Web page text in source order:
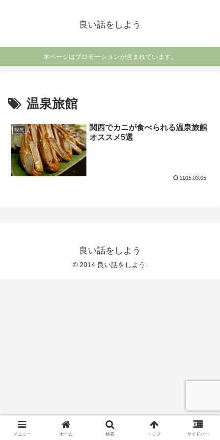
良い話をしよう
本ページはプロモーションが含まれています。
温泉旅館
観光
関西でカニが食べられる温泉旅館
オススメ5選
2015.03.05
良い話をしよう
© 2014 良い話をしよう.
メニュー ホーム 検索 トップ サイドバー